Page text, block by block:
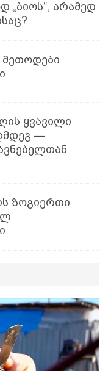
„ბიოს“, არამედ
ყვავილი
—
ზოგიერთი